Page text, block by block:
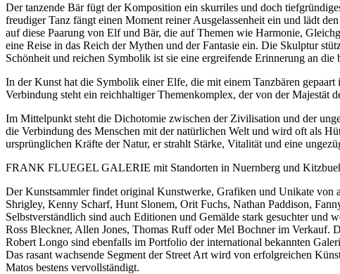
Der tanzende Bär fügt der Komposition ein skurriles und doch
freudiger Tanz fängt einen Moment reiner Ausgelassenheit ein und lädt
auf diese Paarung von Elf und Bär, die auf Themen wie Harmonie,
eine Reise in das Reich der Mythen und der Fantasie ein. Die Skulptur
Schönheit und reichen Symbolik ist sie eine ergreifende Erinnerung an
In der Kunst hat die Symbolik einer Elfe, die mit einem Tanzbären
Verbindung steht ein reichhaltiger Themenkomplex, der von der Majestät
Im Mittelpunkt steht die Dichotomie zwischen der Zivilisation und der
die Verbindung des Menschen mit der natürlichen Welt und wird oft als
ursprünglichen Kräfte der Natur, er strahlt Stärke, Vitalität und eine
FRANK FLUEGEL GALERIE mit Standorten in Nuernberg und
Der Kunstsammler findet original Kunstwerke, Grafiken und Unikate von
Shrigley, Kenny Scharf, Hunt Slonem, Orit Fuchs, Nathan Paddison,
Selbstverständlich sind auch Editionen und Gemälde stark gesuchter
Ross Bleckner, Allen Jones, Thomas Ruff oder Mel Bochner im
Robert Longo sind ebenfalls im Portfolio der international bekannten
Das rasant wachsende Segment der Street Art wird von erfolgreichen
Matos bestens vervollständigt.